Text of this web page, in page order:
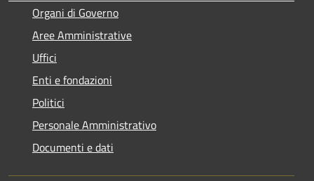
Organi di Governo
Aree Amministrative
Uffici
Enti e fondazioni
Politici
Personale Amministrativo
Documenti e dati